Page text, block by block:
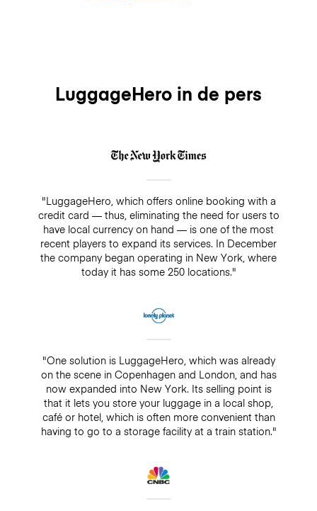
LuggageHero in de pers
"LuggageHero, which offers online booking with a
credit card — thus, eliminating the need for users to
have local currency on hand — is one of the most
recent players to expand its services. In December
the company began operating in New York, where
today it has some 250 locations."
"One solution is LuggageHero, which was already
on the scene in Copenhagen and London, and has
now expanded into New York. Its selling point is
that it lets you store your luggage in a local shop,
café or hotel, which is often more convenient than
having to go to a storage facility at a train station."